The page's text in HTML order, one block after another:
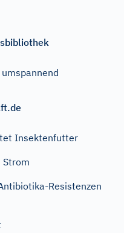
Insektenfutter
Strom
Resistenzen